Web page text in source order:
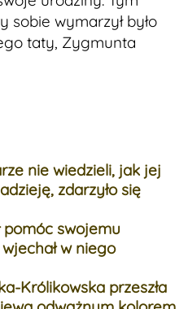
sobie wymarzył było
taty, Zygmunta
nie wiedzieli, jak jej
zdarzyło się
pomóc swojemu
w niego
Królikowska przeszła